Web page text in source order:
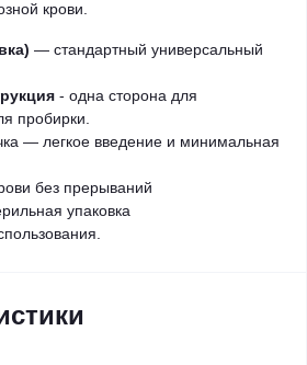
крови.
— стандартный универсальный
- одна сторона для
пробирки.
— легкое введение и минимальная
без прерываний
упаковка